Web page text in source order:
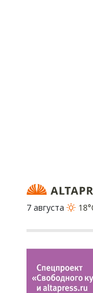
7 августа